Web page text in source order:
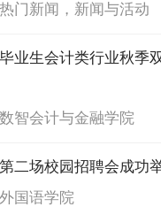
热门新闻，新闻与活动
业生会计类行业秋季
数智会计与金融学院
二场校园招聘会成功
外国语学院